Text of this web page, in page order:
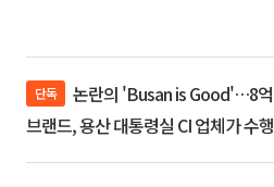
단독
브랜드, 용산 대통령실 CI 업체가 수행